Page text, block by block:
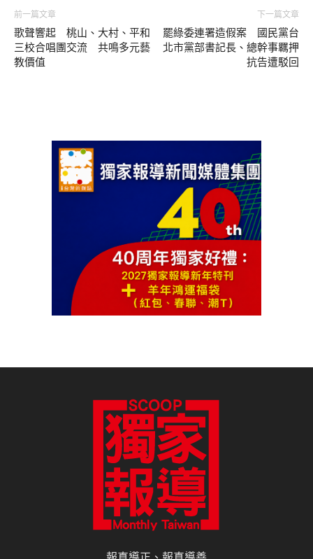
前一篇文章
歌聲響起 桃山、大村、平和
三校合唱團交流 共鳴多元藝
教價值
下一篇文章
罷綠委連署造假案 國民黨台
北市黨部書記長、總幹事羈押
抗告遭駁回